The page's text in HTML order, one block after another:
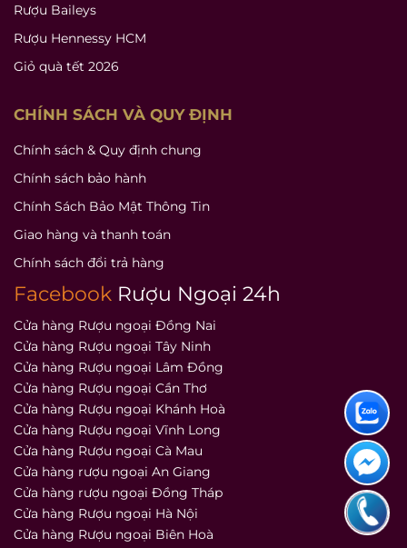
Rượu Baileys
Rượu Hennessy HCM
Giỏ quà tết 2026
CHÍNH SÁCH VÀ QUY ĐỊNH
Chính sách & Quy định chung
Chính sách bảo hành
Chính Sách Bảo Mật Thông Tin
Giao hàng và thanh toán
Chính sách đổi trả hàng
Facebook Rượu Ngoại 24h
Cửa hàng Rượu ngoại Đồng Nai
Cửa hàng Rượu ngoại Tây Ninh
Cửa hàng Rượu ngoại Lâm Đồng
Cửa hàng Rượu ngoại Cần Thơ
Cửa hàng Rượu ngoại Khánh Hoà
Cửa hàng Rượu ngoại Vĩnh Long
Cửa hàng Rượu ngoại Cà Mau
Cửa hàng rượu ngoại An Giang
Cửa hàng rượu ngoại Đồng Tháp
Cửa hàng Rượu ngoại Hà Nội
Cửa hàng Rượu ngoại Biên Hoà